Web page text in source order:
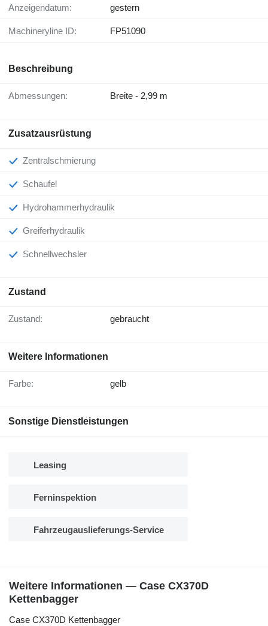
Anzeigendatum: gestern
Machineryline ID: FP51090
Beschreibung
Abmessungen: Breite - 2,99 m
Zusatzausrüstung
Zentralschmierung
Schaufel
Hydrohammerhydraulik
Greiferhydraulik
Schnellwechsler
Zustand
Zustand: gebraucht
Weitere Informationen
Farbe: gelb
Sonstige Dienstleistungen
Leasing
Ferninspektion
Fahrzeugauslieferungs-Service
Weitere Informationen — Case CX370D
Kettenbagger
Case CX370D Kettenbagger